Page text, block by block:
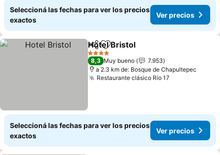
Seleccioná las fechas para ver los precios
exactos
Ver precios
CompartirAñadir a favoritos
Hotel Bristol
4 Estrellas
8,3 Muy bueno
7.953
a 2.3 km de: Bosque de Chapultepec
Restaurante clásico Río 17
Seleccioná las fechas para ver los precios
exactos
Ver precios